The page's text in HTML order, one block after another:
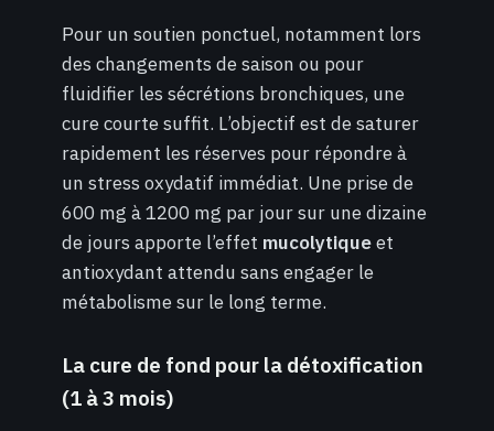
Pour un soutien ponctuel, notamment lors
des changements de saison ou pour
fluidifier les sécrétions bronchiques, une
cure courte suffit. L’objectif est de saturer
rapidement les réserves pour répondre à
un stress oxydatif immédiat. Une prise de
600 mg à 1200 mg par jour sur une dizaine
de jours apporte l’effet mucolytiqueet
antioxydant attendu sans engager le
métabolisme sur le long terme.
La cure de fond pour la détoxification
(1 à 3 mois)